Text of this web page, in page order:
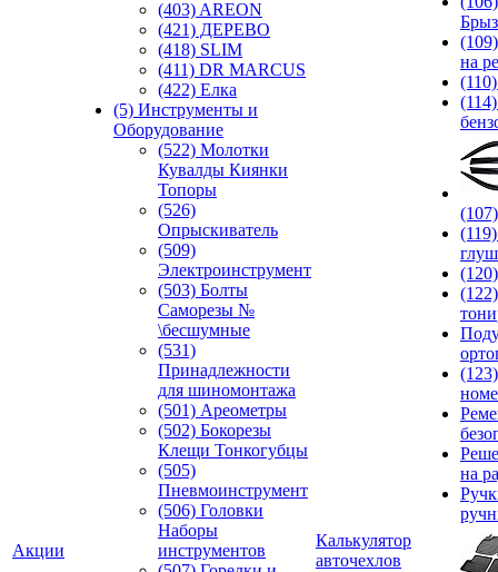
Акции
(403) AREON
(421) ДЕРЕВО
(418) SLIM
(411) DR MARCUS
(422) Елка
(5) Инструменты и
Оборудование
(522) Молотки
Кувалды Киянки
Топоры
(526)
Опрыскиватель
(509)
Электроинструмент
(503) Болты
Саморезы №
\бесшумные
(531)
Принадлежности
для шиномонтажа
(501) Ареометры
(502) Бокорезы
Клещи Тонкогубцы
(505)
Пневмоинструмент
(506) Головки
Наборы
инструментов
Калькулятор
авточехлов
на
на